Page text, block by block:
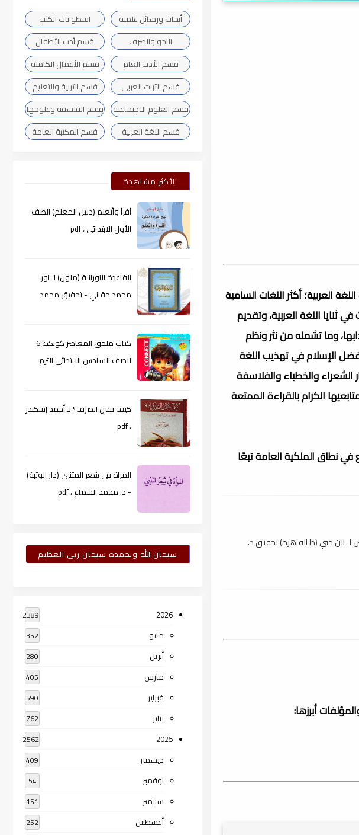
العربية؛ أكثر اللغات السامية
اللغة العربية، وتقديم
وما تشمله من نثر ونظم
الإسلام في تهذيب اللغة
الشعراء والخطباء والفلاسفة
الكرام بالقراءة الممتعة
نطاق الملكية العامة تبعًا
لـ ابن جني (ط القاهرة) تحقيق د.
أبرزها:
أبحاث ورسائل علمية
اسطوانات الكتب
النحو والصرف
قسم أدب الأطفال
قسم الأدب العام
قسم الأعمال الكاملة
قسم التراث العربى
قسم التربية والتعليم
قسم العلوم الاجتماعية
قسم الفلسفة وعلومها
قسم اللغة العربية
قسم المكتبة العامة
الأكثر مشاهدة
أقرأ وأتعلم (دليل المعلم) الصف
الأول الابتدائى ، pdf
القاعدة النورانية (ملون) لـ نور
محمد حقاني - تحقيق محمد
كتاب ملحق المعاصر كونكت 6
للصف السادس الابتدائى الترم
كيف تقتن الصرف؟ لـ أحمد إسكندر
، pdf
المراة في شعر المتنبي (دار الوثبة)
- د. محمد الشماع ، pdf
سبحان الله وبحمده سبحان ربى العظيم
2026
2389
مايو 352
أبريل 280
مارس 405
فبراير 590
يناير 762
2025
2562
ديسمبر 409
نوفمبر 54
سبتمبر 151
أغسطس 252